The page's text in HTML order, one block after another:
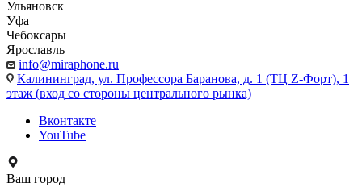
Ульяновск
Уфа
Чебоксары
Ярославль
info@miraphone.ru
Калининград, ул. Профессора Баранова, д. 1 (ТЦ Z-Форт), 1
этаж (вход со стороны центрального рынка)
Вконтакте
YouTube
Ваш город